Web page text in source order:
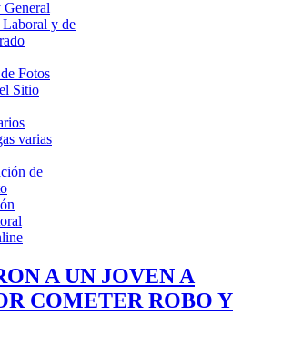
y de
Fotos
Sitio
varias
de
A UN JOVEN A
COMETER ROBO Y